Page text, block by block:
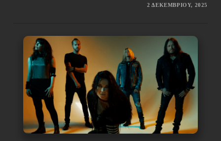
2 ΔΕΚΕΜΒΡΊΟΥ, 2025